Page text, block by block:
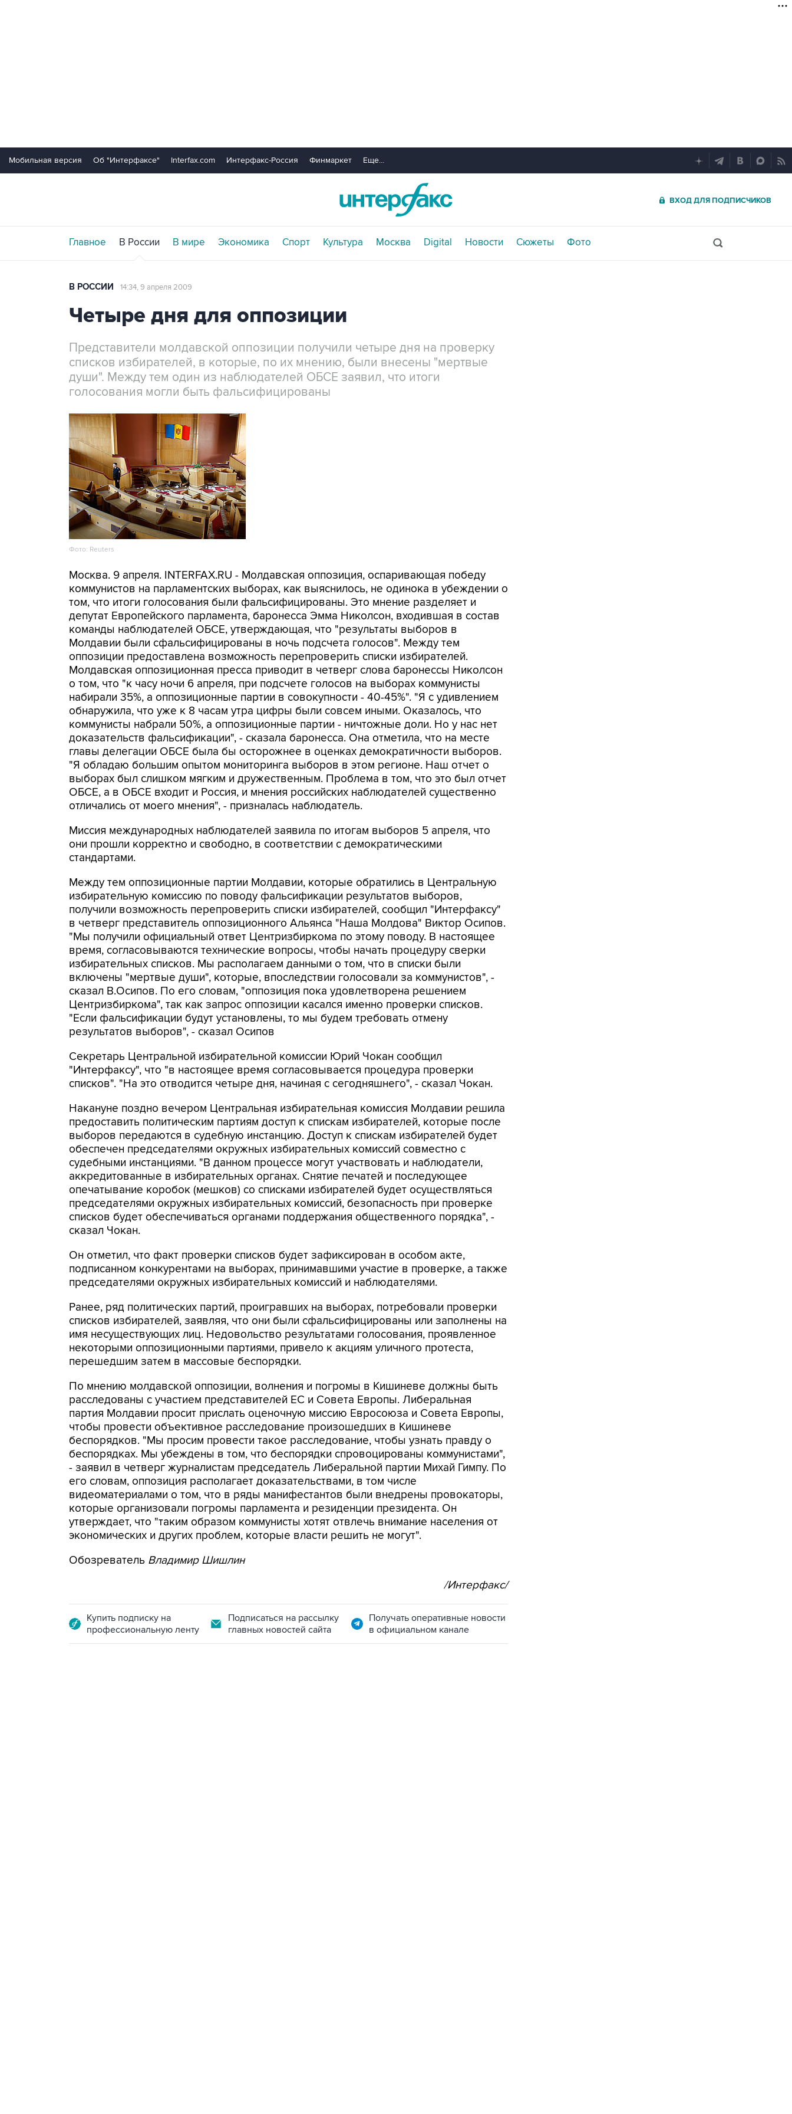
Мобильная версия Об "Интерфаксе" Interfax.com Интерфакс-Россия Финмаркет Еще...
ВХОД ДЛЯ ПОДПИСЧИКОВ
Главное В России В мире Экономика Спорт Культура Москва Digital Новости Сюжеты Фото
В РОССИИ 14:34, 9 апреля 2009
Четыре дня для оппозиции
Представители молдавской оппозиции получили четыре дня на проверку
списков избирателей, в которые, по их мнению, были внесены "мертвые
души". Между тем один из наблюдателей ОБСЕ заявил, что итоги
голосования могли быть фальсифицированы
Фото: Reuters
Москва. 9 апреля. INTERFAX.RU - Молдавская оппозиция, оспаривающая победу
коммунистов на парламентских выборах, как выяснилось, не одинока в убеждении о
том, что итоги голосования были фальсифицированы. Это мнение разделяет и
депутат Европейского парламента, баронесса Эмма Николсон, входившая в состав
команды наблюдателей ОБСЕ, утверждающая, что "результаты выборов в
Молдавии были сфальсифицированы в ночь подсчета голосов". Между тем
оппозиции предоставлена возможность перепроверить списки избирателей.
Молдавская оппозиционная пресса приводит в четверг слова баронессы Николсон
о том, что "к часу ночи 6 апреля, при подсчете голосов на выборах коммунисты
набирали 35%, а оппозиционные партии в совокупности - 40-45%". "Я с удивлением
обнаружила, что уже к 8 часам утра цифры были совсем иными. Оказалось, что
коммунисты набрали 50%, а оппозиционные партии - ничтожные доли. Но у нас нет
доказательств фальсификации", - сказала баронесса. Она отметила, что на месте
главы делегации ОБСЕ была бы осторожнее в оценках демократичности выборов.
"Я обладаю большим опытом мониторинга выборов в этом регионе. Наш отчет о
выборах был слишком мягким и дружественным. Проблема в том, что это был отчет
ОБСЕ, а в ОБСЕ входит и Россия, и мнения российских наблюдателей существенно
отличались от моего мнения", - призналась наблюдатель.
Миссия международных наблюдателей заявила по итогам выборов 5 апреля, что
они прошли корректно и свободно, в соответствии с демократическими
стандартами.
Между тем оппозиционные партии Молдавии, которые обратились в Центральную
избирательную комиссию по поводу фальсификации результатов выборов,
получили возможность перепроверить списки избирателей, сообщил "Интерфаксу"
в четверг представитель оппозиционного Альянса "Наша Молдова" Виктор Осипов.
"Мы получили официальный ответ Центризбиркома по этому поводу. В настоящее
время, согласовываются технические вопросы, чтобы начать процедуру сверки
избирательных списков. Мы располагаем данными о том, что в списки были
включены "мертвые души", которые, впоследствии голосовали за коммунистов", -
сказал В.Осипов. По его словам, "оппозиция пока удовлетворена решением
Центризбиркома", так как запрос оппозиции касался именно проверки списков.
"Если фальсификации будут установлены, то мы будем требовать отмену
результатов выборов", - сказал Осипов
Секретарь Центральной избирательной комиссии Юрий Чокан сообщил
"Интерфаксу", что "в настоящее время согласовывается процедура проверки
списков". "На это отводится четыре дня, начиная с сегодняшнего", - сказал Чокан.
Накануне поздно вечером Центральная избирательная комиссия Молдавии решила
предоставить политическим партиям доступ к спискам избирателей, которые после
выборов передаются в судебную инстанцию. Доступ к спискам избирателей будет
обеспечен председателями окружных избирательных комиссий совместно с
судебными инстанциями. "В данном процессе могут участвовать и наблюдатели,
аккредитованные в избирательных органах. Снятие печатей и последующее
опечатывание коробок (мешков) со списками избирателей будет осуществляться
председателями окружных избирательных комиссий, безопасность при проверке
списков будет обеспечиваться органами поддержания общественного порядка", -
сказал Чокан.
Он отметил, что факт проверки списков будет зафиксирован в особом акте,
подписанном конкурентами на выборах, принимавшими участие в проверке, а также
председателями окружных избирательных комиссий и наблюдателями.
Ранее, ряд политических партий, проигравших на выборах, потребовали проверки
списков избирателей, заявляя, что они были сфальсифицированы или заполнены на
имя несуществующих лиц. Недовольство результатами голосования, проявленное
некоторыми оппозиционными партиями, привело к акциям уличного протеста,
перешедшим затем в массовые беспорядки.
По мнению молдавской оппозиции, волнения и погромы в Кишиневе должны быть
расследованы с участием представителей ЕС и Совета Европы. Либеральная
партия Молдавии просит прислать оценочную миссию Евросоюза и Совета Европы,
чтобы провести объективное расследование произошедших в Кишиневе
беспорядков. "Мы просим провести такое расследование, чтобы узнать правду о
беспорядках. Мы убеждены в том, что беспорядки спровоцированы коммунистами",
- заявил в четверг журналистам председатель Либеральной партии Михай Гимпу. По
его словам, оппозиция располагает доказательствами, в том числе
видеоматериалами о том, что в ряды манифестантов были внедрены провокаторы,
которые организовали погромы парламента и резиденции президента. Он
утверждает, что "таким образом коммунисты хотят отвлечь внимание населения от
экономических и других проблем, которые власти решить не могут".
Обозреватель Владимир Шишлин
/Интерфакс/
Купить подписку на
профессиональную ленту
Подписаться на рассылку
главных новостей сайта
Получать оперативные новости
в официальном канале